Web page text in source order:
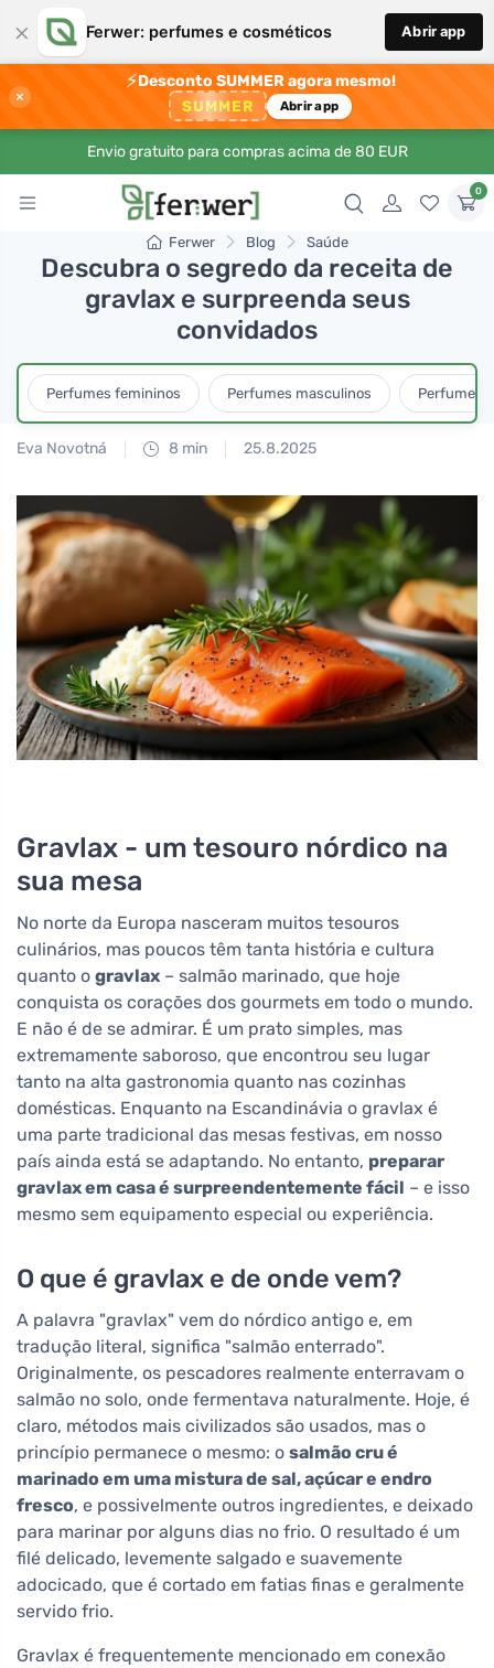
× Ferwer: perfumes e cosméticos Abrir app
×
⚡Desconto SUMMER agora mesmo!
SUMMER Abrir app
Envio gratuito para compras acima de 80 EUR
0
Ferwer Blog Saúde
Descubra o segredo da receita de
gravlax e surpreenda seus
convidados
Perfumes femininos Perfumes masculinos Perfumes
Eva Novotná 8 min 25.8.2025
Gravlax - um tesouro nórdico na
sua mesa
No norte da Europa nasceram muitos tesouros
culinários, mas poucos têm tanta história e cultura
quanto o gravlax – salmão marinado, que hoje
conquista os corações dos gourmets em todo o mundo.
E não é de se admirar. É um prato simples, mas
extremamente saboroso, que encontrou seu lugar
tanto na alta gastronomia quanto nas cozinhas
domésticas. Enquanto na Escandinávia o gravlax é
uma parte tradicional das mesas festivas, em nosso
país ainda está se adaptando. No entanto, preparar
gravlax em casa é surpreendentemente fácil – e isso
mesmo sem equipamento especial ou experiência.
O que é gravlax e de onde vem?
A palavra "gravlax" vem do nórdico antigo e, em
tradução literal, significa "salmão enterrado".
Originalmente, os pescadores realmente enterravam o
salmão no solo, onde fermentava naturalmente. Hoje, é
claro, métodos mais civilizados são usados, mas o
princípio permanece o mesmo: o salmão cru é
marinado em uma mistura de sal, açúcar e endro
fresco, e possivelmente outros ingredientes, e deixado
para marinar por alguns dias no frio. O resultado é um
filé delicado, levemente salgado e suavemente
adocicado, que é cortado em fatias finas e geralmente
servido frio.
Gravlax é frequentemente mencionado em conexão